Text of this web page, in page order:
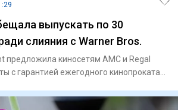
выпускать по 30
слияния с Warner Bros.
предложила киносетям AMC и Regal
с гарантией ежегодного кинопроката